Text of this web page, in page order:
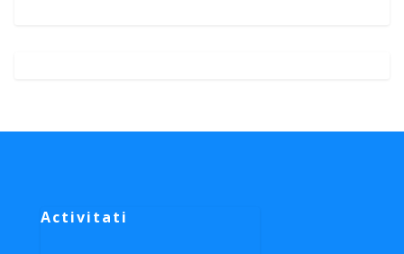
Activitati